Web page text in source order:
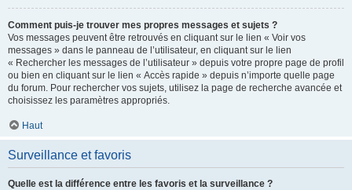
Comment puis-je trouver mes propres messages et sujets ?
Vos messages peuvent être retrouvés en cliquant sur le lien « Voir vos
messages » dans le panneau de l’utilisateur, en cliquant sur le lien
« Rechercher les messages de l’utilisateur » depuis votre propre page de profil
ou bien en cliquant sur le lien « Accès rapide » depuis n’importe quelle page
du forum. Pour rechercher vos sujets, utilisez la page de recherche avancée et
choisissez les paramètres appropriés.
Haut
Surveillance et favoris
Quelle est la différence entre les favoris et la surveillance ?